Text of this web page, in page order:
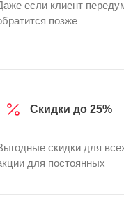
если клиент
позже
Скидки до 25%
скидки для
для постоянных